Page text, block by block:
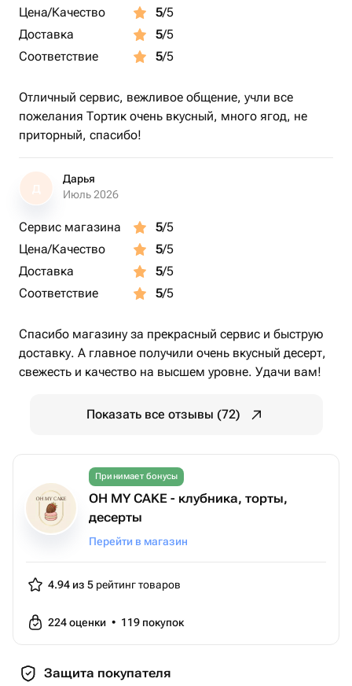
Цена/Качество 5/5
Доставка
5/5
Соответствие
5/5
Отличный сервис, вежливое общение, учли все
пожелания Тортик очень вкусный, много ягод, не
приторный, спасибо!
Д
Дарья
Июль 2026
Сервис магазина 5/5
Цена/Качество
5/5
Доставка
5/5
Соответствие
5/5
Спасибо магазину за прекрасный сервис и быструю
доставку. А главное получили очень вкусный десерт,
свежесть и качество на высшем уровне. Удачи вам!
Показать все отзывы (72)
Принимает бонусы
OH MY CAKE - клубника, торты,
десерты
Перейти в магазин
4.94 из 5 рейтинг товаров
224оценки • 119 покупок
Защита покупателя